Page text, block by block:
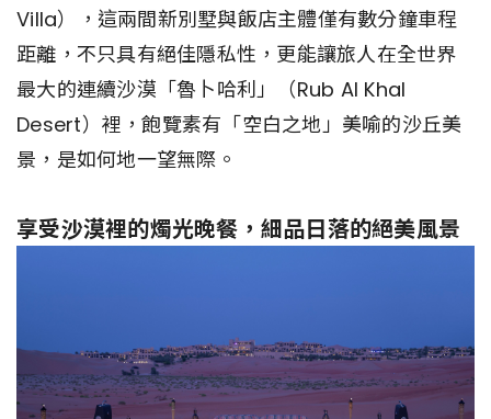
Villa），這兩間新別墅與飯店主體僅有數分鐘車程
距離，不只具有絕佳隱私性，更能讓旅人在全世界
最大的連續沙漠「魯卜哈利」（Rub Al Khal
Desert）裡，飽覽素有「空白之地」美喻的沙丘美
景，是如何地一望無際。
享受沙漠裡的燭光晚餐，細品日落的絕美風景